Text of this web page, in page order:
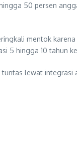
50 persen
mentok
5 hingga 10 tahun
lewat integrasi